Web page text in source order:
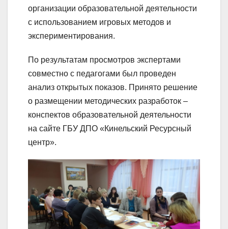
организации образовательной деятельности
с использованием игровых методов и
экспериментирования.
По результатам просмотров экспертами
совместно с педагогами был проведен
анализ открытых показов. Принято решение
о размещении методических разработок –
конспектов образовательной деятельности
на сайте ГБУ ДПО «Кинельский Ресурсный
центр».